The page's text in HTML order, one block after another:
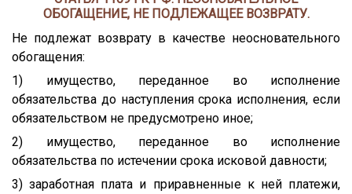
ОБОГАЩЕНИЕ, НЕ ПОДЛЕЖАЩЕЕ ВОЗВРАТУ.
Не подлежат возврату в качестве неосновательного
обогащения:
1) имущество, переданное во исполнение
обязательства до наступления срока исполнения, если
обязательством не предусмотрено иное;
2) имущество, переданное во исполнение
обязательства по истечении срока исковой давности;
3) заработная плата и приравненные к ней платежи,